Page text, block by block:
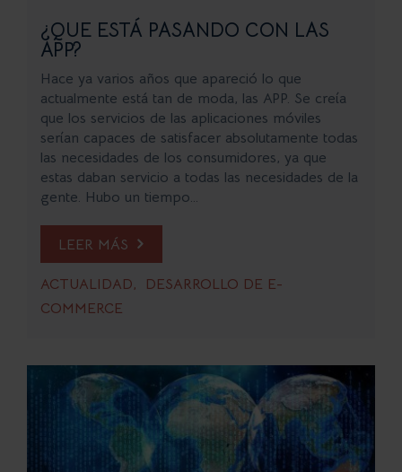
¿QUE ESTÁ PASANDO CON LAS
APP?
Hace ya varios años que apareció lo que
actualmente está tan de moda, las APP. Se creía
que los servicios de las aplicaciones móviles
serían capaces de satisfacer absolutamente todas
las necesidades de los consumidores, ya que
estas daban servicio a todas las necesidades de la
gente. Hubo un tiempo...
LEER MÁS
ACTUALIDAD
DESARROLLO DE E-
COMMERCE